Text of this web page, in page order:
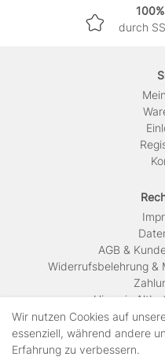
durch
AGB &
Widerrufsbelehrung &
Hinweis
Versandkosten
Wir nutzen Cookies auf
essenziell, während andere
Erfahrung zu verbessern.